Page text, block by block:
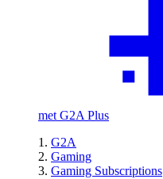
met G2A Plus
G2A
Gaming
Gaming Subscriptions